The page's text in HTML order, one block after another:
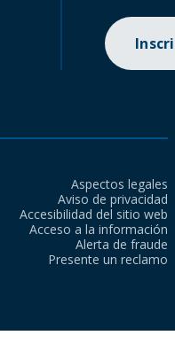
Aspectos legales
Aviso de privacidad
Accesibilidad del sitio web
Acceso a la información
Alerta de fraude
Presente un reclamo